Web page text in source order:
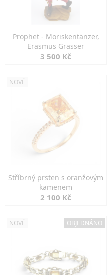
Prophet - Moriskentänzer,
Erasmus Grasser
3 500 Kč
NOVÉ
Stříbrný prsten s oranžovým
kamenem
2 100 Kč
NOVÉ OBJEDNÁNO